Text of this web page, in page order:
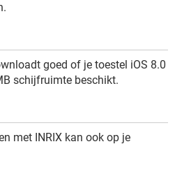
goed of je toestel iOS 8.0
schijfruimte beschikt.
met INRIX kan ook op je